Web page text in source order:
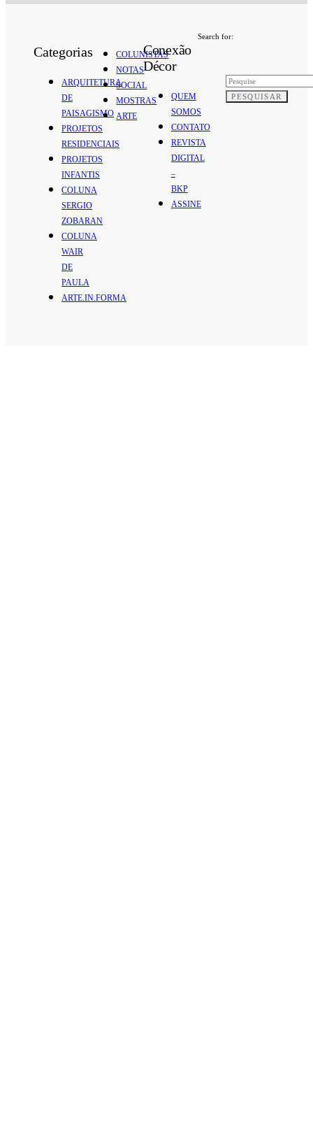
Categorias
ARQUITETURA
DE
PAISAGISMO
PROJETOS
RESIDENCIAIS
PROJETOS
INFANTIS
COLUNA
SERGIO
ZOBARAN
COLUNA
WAIR
DE
PAULA
ARTE.IN.FORMA
COLUNISTAS
NOTAS
SOCIAL
MOSTRAS
ARTE
Conexão
Décor
QUEM
SOMOS
CONTATO
REVISTA
DIGITAL
–
BKP
ASSINE
Search for:
PESQUISAR